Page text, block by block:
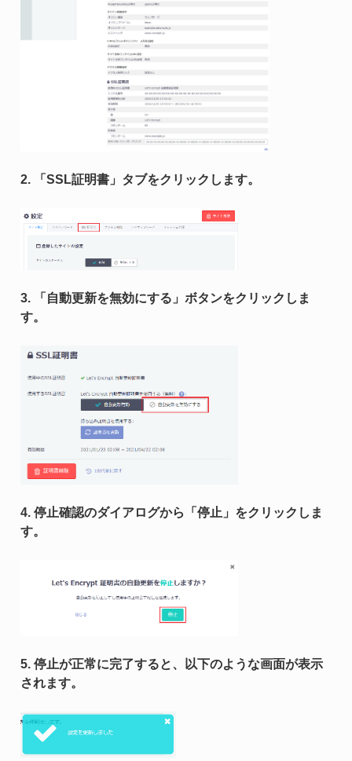
2. 「SSL証明書」タブをクリックします。
3. 「自動更新を無効にする」ボタンをクリックしま
す。
4. 停止確認のダイアログから「停止」をクリックしま
す。
5. 停止が正常に完了すると、以下のような画面が表示
されます。